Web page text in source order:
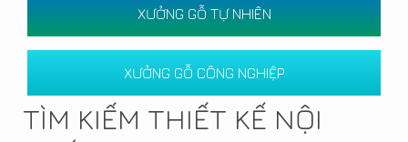
XƯỞNG GỖ TỰ NHIÊN
XƯỞNG GỖ CÔNG NGHIỆP
TÌM KIẾM THIẾT KẾ NỘI